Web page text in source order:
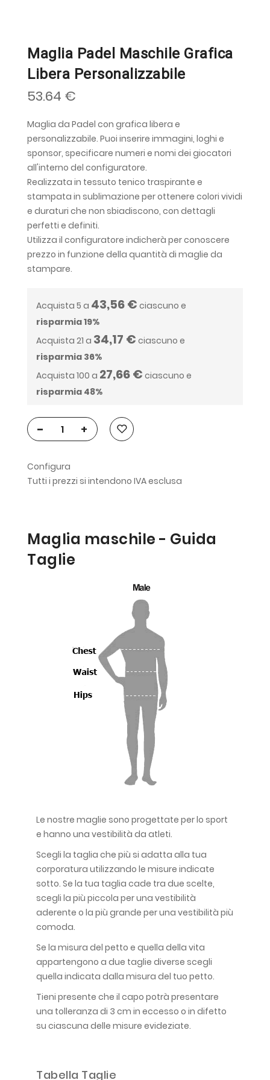
Maglia Padel Maschile Grafica
Libera Personalizzabile
53.64 €
Maglia da Padel con grafica libera e
personalizzabile. Puoi inserire immagini, loghi e
sponsor, specificare numeri e nomi dei giocatori
all'interno del configuratore.
Realizzata in tessuto tenico traspirante e
stampata in sublimazione per ottenere colori vividi
e duraturi che non sbiadiscono, con dettagli
perfetti e definiti.
Utilizza il configuratore indicherà per conoscere
prezzo in funzione della quantità di maglie da
stampare.
Acquista 5 a 43,56 € ciascuno e
risparmia19%
Acquista 21 a 34,17 € ciascuno e
risparmia 36%
Acquista 100 a 27,66 € ciascuno e
risparmia 48%
- +
Configura
Tutti i prezzi si intendono IVA esclusa
Maglia maschile - Guida
Taglie
Le nostre maglie sono progettate per lo sport
e hanno una vestibilità da atleti.
Scegli la taglia che più si adatta alla tua
corporatura utilizzando le misure indicate
sotto. Se la tua taglia cade tra due scelte,
scegli la più piccola per una vestibilità
aderente o la più grande per una vestibilità più
comoda.
Se la misura del petto e quella della vita
appartengono a due taglie diverse scegli
quella indicata dalla misura del tuo petto.
Tieni presente che il capo potrà presentare
una tolleranza di 3 cm in eccesso o in difetto
su ciascuna delle misure evideziate.
Tabella Taglie